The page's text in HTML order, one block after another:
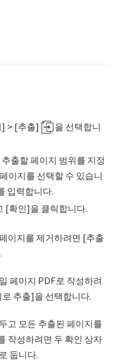
> [추출]
을 선택합니
출할 페이지 범위를 지정
이지를 선택할 수 있습니
입력합니다.
[확인]을 클릭합니다.
이지를 제거하려면 [추출
페이지 PDF로 작성하려
추출]을 선택합니다.
고 모든 추출된 페이지를
작성하려면 두 확인 상자
둡니다.